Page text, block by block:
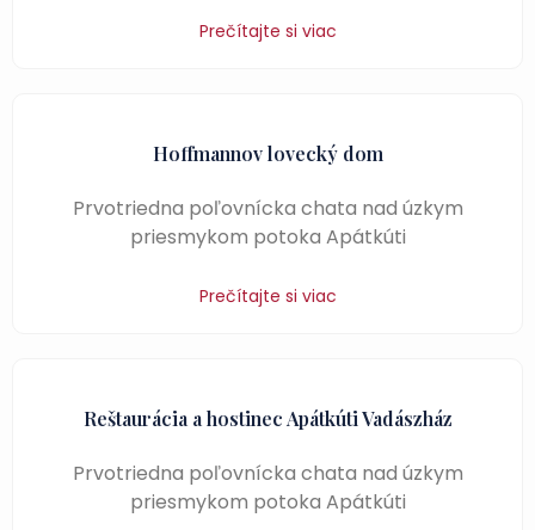
Prečítajte si viac
Hoffmannov lovecký dom
Prvotriedna poľovnícka chata nad úzkym
priesmykom potoka Apátkúti
Prečítajte si viac
Reštaurácia a hostinec Apátkúti Vadászház
Prvotriedna poľovnícka chata nad úzkym
priesmykom potoka Apátkúti